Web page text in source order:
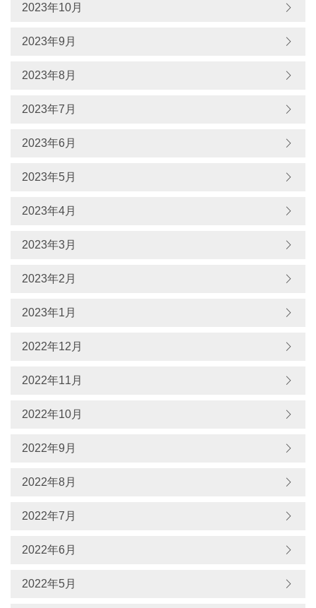
2023年10月
2023年9月
2023年8月
2023年7月
2023年6月
2023年5月
2023年4月
2023年3月
2023年2月
2023年1月
2022年12月
2022年11月
2022年10月
2022年9月
2022年8月
2022年7月
2022年6月
2022年5月